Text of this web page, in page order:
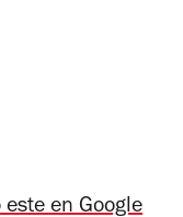
en Google